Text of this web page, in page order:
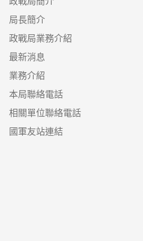
局長簡介
政戰局業務介紹
最新消息
業務介紹
本局聯絡電話
相關單位聯絡電話
國軍友站連結